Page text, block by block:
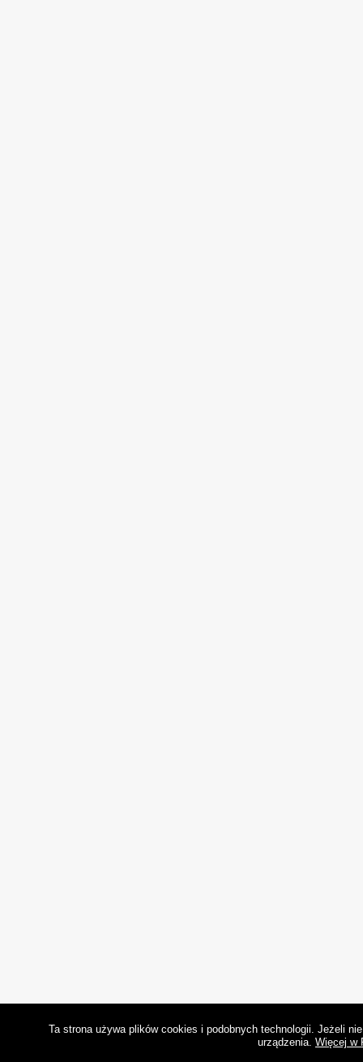
Ta strona używa plików cookies i podobnych technologii. Jeżeli
urządzenia. Więcej w